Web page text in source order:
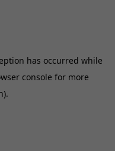
has occurred while
console for more